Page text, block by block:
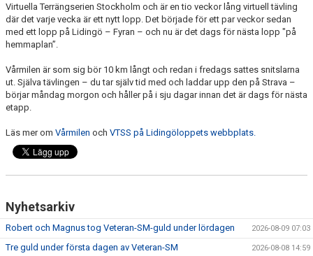
Virtuella Terrängserien Stockholm och är en tio veckor lång virtuell tävling
där det varje vecka är ett nytt lopp. Det började för ett par veckor sedan
med ett lopp på Lidingö – Fyran – och nu är det dags för nästa lopp "på
hemmaplan”.
Vårmilen är som sig bör 10 km långt och redan i fredags sattes snitslarna
ut. Själva tävlingen – du tar själv tid med och laddar upp den på Strava –
börjar måndag morgon och håller på i sju dagar innan det är dags för nästa
etapp.
Läs mer om Vårmilen och VTSS på Lidingöloppets webbplats.
Nyhetsarkiv
Robert och Magnus tog Veteran-SM-guld under lördagen 2026-08-09 07:03
Tre guld under första dagen av Veteran-SM 2026-08-08 14:59